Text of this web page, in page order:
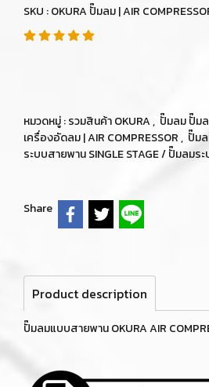
SKU : OKURA ปั๊มลม | AIR
หมวดหมู่ :รวมสินค้า OKURA, ปั๊มลม ปั๊ม
เครื่องอัดลม | AIR COMPRESSOR, ปั๊ม
ระบบสายพาน SINGLE STAGE / ปั๊มลมร
Share
Product description
ปั๊มลมแบบสายพาน OKURA AIR